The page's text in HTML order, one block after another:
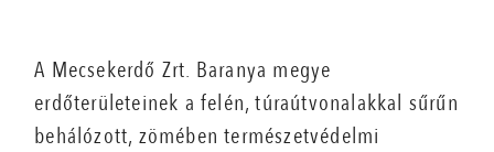
A Mecsekerdő Zrt. Baranya megye
erdőterületeinek a felén, túraútvonalakkal sűrűn
behálózott, zömében természetvédelmi